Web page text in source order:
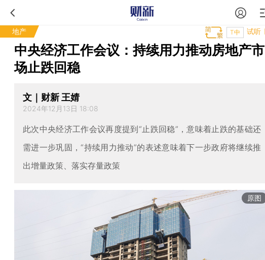
地产 试听
T中
中央经济工作会议：持续用力推动房地产市
场止跌回稳
文｜财新 王婧
2024年12月13日 18:08
此次中央经济工作会议再度提到“止跌回稳”，意味着止跌的基础还
需进一步巩固，“持续用力推动”的表述意味着下一步政府将继续推
出增量政策、落实存量政策
原图